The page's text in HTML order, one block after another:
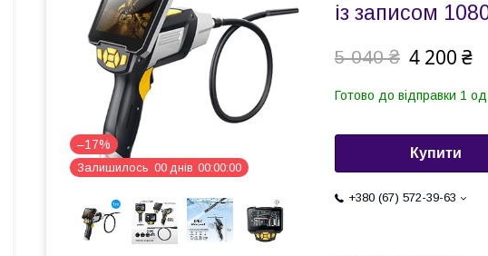
–17%
Залишилось 00 днів 00 00 00
із записом
5 040 ₴ 4 200 ₴
Готово до відправки 1
Купити
+380 (67) 572-39-63